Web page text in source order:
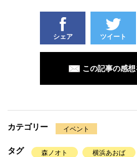
シェア ツイート
この記事の感
カテゴリー イベント
タグ 森ノオト 横浜あおば